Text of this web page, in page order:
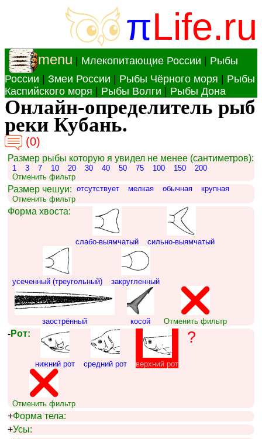
πLife.ru
menu Млекопитающие России
Рыбы
России
Змеи России Рыбы Чёрного моря
Рыбы
Каспийского моря
Рыбы Волги Рыбы Дона
Онлайн-определитель рыб
реки Кубань.
(0)
Размер рыбы которую я увидел не менее (сантиметров):
1 3 7 10 20 30 40 50 75 100 150
200
Отменить фильтр
Размер чешуи: отсутствует мелкая обычная
крупная
Отменить фильтр
Форма хвоста:
слабо-выямчатый сильно-выямчатый
усеченный (треугольный) закругленный
заострённый косой Отменить фильтр
-Рот:
нижний рот средний рот верхний рот
?
Отменить фильтр
+Форма тела:
+Усы: